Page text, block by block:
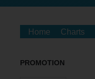
Home Charts
PROMOTION